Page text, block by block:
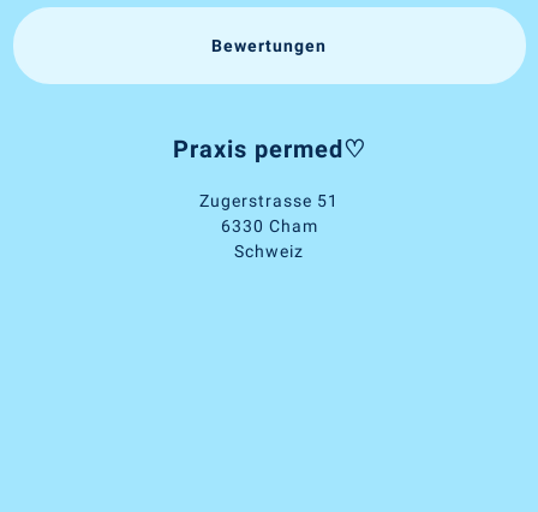
Bewertungen
Praxis permed♡
Zugerstrasse 51
6330 Cham
Schweiz